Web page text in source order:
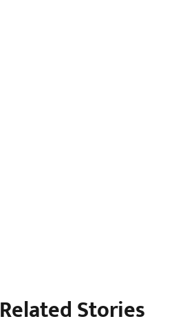
Related Stories